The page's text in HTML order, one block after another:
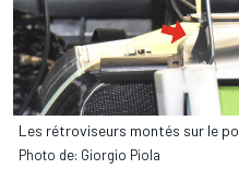
Les rétroviseurs montés sur le
Photo de: Giorgio Piola